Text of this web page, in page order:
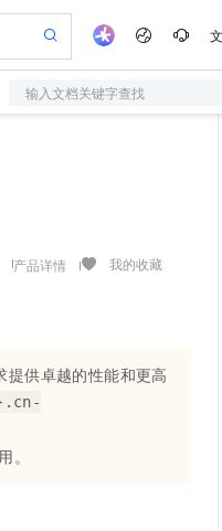
输入文档关键字查找
产品详情 我的收藏
供卓越的性能和更高
。
平台百炼
细腻的高质量视频
1.1-I2V
全托管，含MySQL、PostgreSQL、SQL Server、MariaDB多引擎
PolarDB
界网络安全防护产品
V4-Pro
建企业门户网站
频创作，一键激活电商全链路生产力
，无忧落地极速上线
创作，剧本、分镜、视频高效生成
作计划
Alibaba Cloud ISV 合作